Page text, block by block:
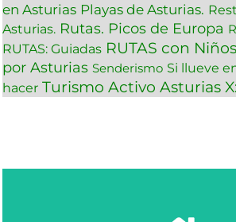
en Asturias Playas de Asturias.
Asturias. Rutas. Picos de Europa
RUTAS: Guiadas RUTAS con Niños
por Asturias Senderismo Si llueve
hacer Turismo Activo Asturias